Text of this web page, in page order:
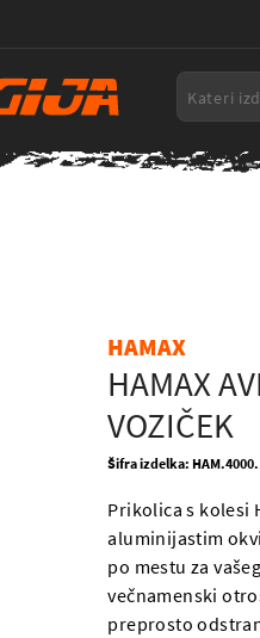
HAMAX
HAMAX
VOZIČEK
Šifra izdelka:
Prikolica s kolesi
aluminijastim
po mestu za
večnamenski
preprosto